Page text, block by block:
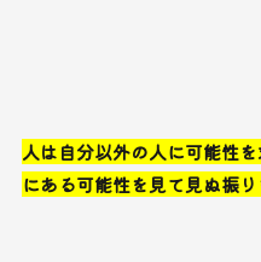
人は自分以外の人に可能性
にある可能性を見て見ぬ振